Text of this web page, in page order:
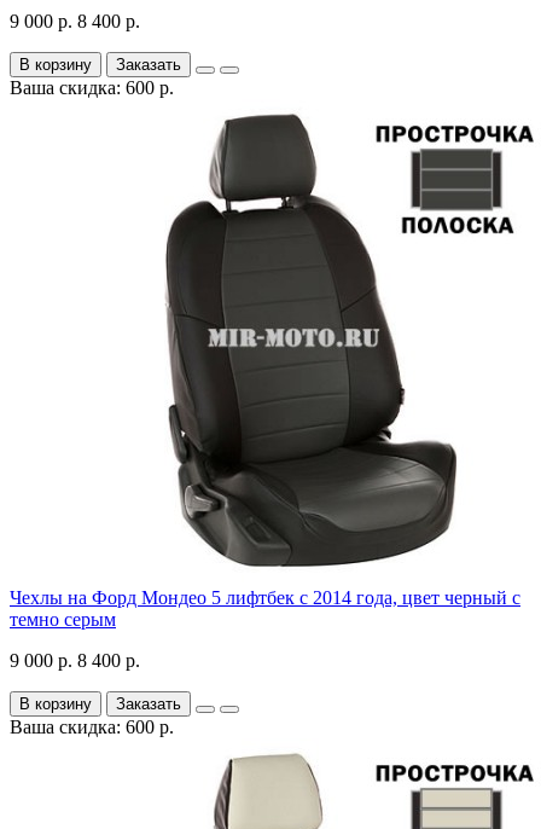
9 000 р. 8 400 р.
В корзину Заказать
Ваша скидка: 600 р.
Чехлы на Форд Мондео 5 лифтбек с 2014 года, цвет черный с
темно серым
9 000 р. 8 400 р.
В корзину Заказать
Ваша скидка: 600 р.